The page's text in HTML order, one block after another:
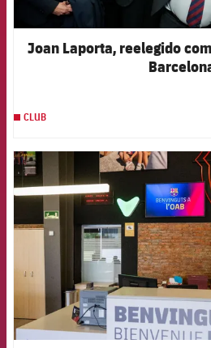
Joan Laporta, reelegido
CLUB
FCB